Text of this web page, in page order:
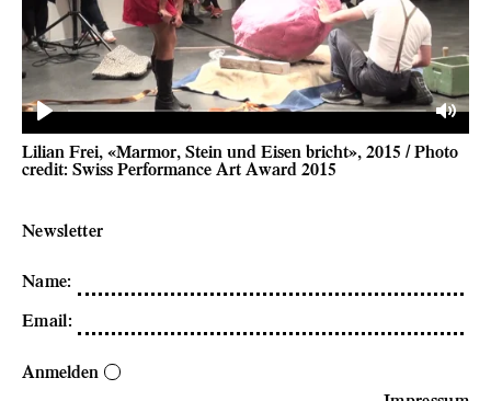
Play Mute
Lilian Frei, «Marmor, Stein und Eisen bricht», 2015 / Photo
credit: Swiss Performance Art Award 2015
Newsletter
Name:
Email:
Anmelden